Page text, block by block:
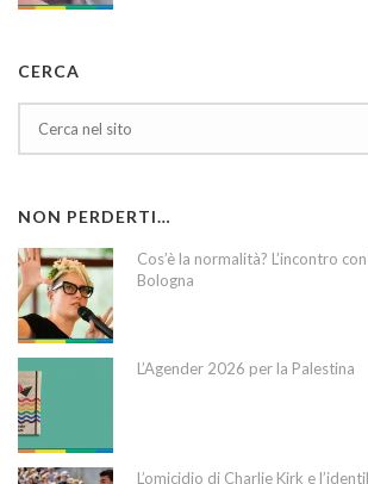
CERCA
NON PERDERTI…
Cos’è la normalità? L’incontro
Bologna
L’Agender 2026 per la Palestina
L’omicidio di Charlie Kirk e